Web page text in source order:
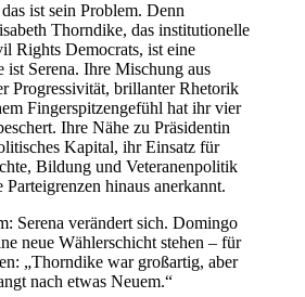
ist sein Problem. Denn
Thorndike, das institutionelle
Rights Democrats, ist eine
ist Serena. Ihre Mischung aus
Progressivität, brillanter Rhetorik
Fingerspitzengefühl hat ihr vier
Ihre Nähe zu Präsidentin
Kapital, ihr Einsatz für
Bildung und Veteranenpolitik
hinaus anerkannt.
Serena verändert sich. Domingo
neue Wählerschicht stehen – für
„Thorndike war großartig, aber
nach etwas Neuem.“